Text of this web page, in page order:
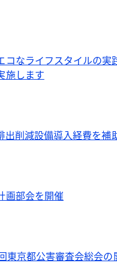
なライフスタイルの実
施します
出削減設備導入経費を補
画部会を開催
東京都公害審査会総会の